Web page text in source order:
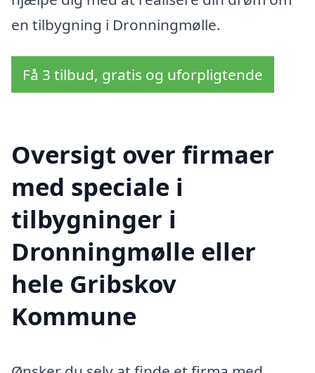
en tilbygning i Dronningmølle.
Få 3 tilbud, gratis og uforpligtende
Oversigt over firmaer
med speciale i
tilbygninger i
Dronningmølle eller
hele Gribskov
Kommune